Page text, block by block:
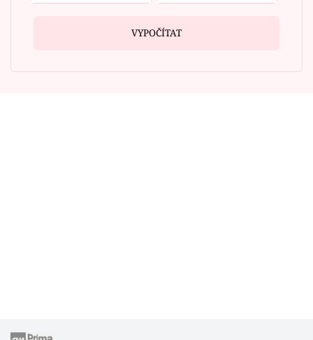
VYPOČÍTAT